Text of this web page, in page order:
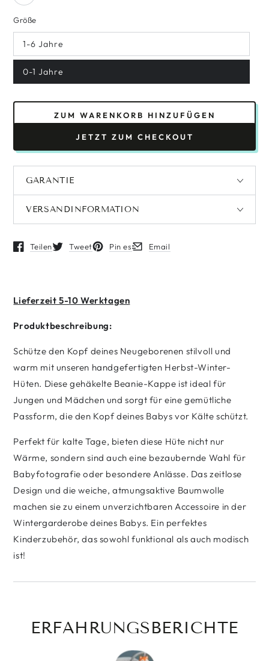
Größe
1-6 Jahre
0-1 Jahre
ZUM WARENKORB HINZUFÜGEN
JETZT ZUM CHECKOUT
GARANTIE
VERSANDINFORMATION
Teilen
Öffnet in einem neuen Fenster.
Tweet
Öffnet in einem neuen Fenster.
Pin es
Öffnet in einem neuen Fenster.
Email
Öffnet in einem neuen Fenster.
Lieferzeit 5-10 Werktagen
Produktbeschreibung:
Schütze den Kopf deines Neugeborenen stilvoll und
warm mit unseren handgefertigten Herbst-Winter-
Hüten. Diese gehäkelte Beanie-Kappe ist ideal für
Jungen und Mädchen und sorgt für eine gemütliche
Passform, die den Kopf deines Babys vor Kälte schützt.
Perfekt für kalte Tage, bieten diese Hüte nicht nur
Wärme, sondern sind auch eine bezaubernde Wahl für
Babyfotografie oder besondere Anlässe. Das zeitlose
Design und die weiche, atmungsaktive Baumwolle
machen sie zu einem unverzichtbaren Accessoire in der
Wintergarderobe deines Babys. Ein perfektes
Kinderzubehör, das sowohl funktional als auch modisch
ist!
ERFAHRUNGSBERICHTE